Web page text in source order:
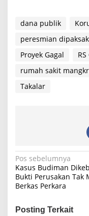
dana publik
peresmian
Proyek Gagal
rumah sakit
Takalar
N
a
v
i
Pos sebelumnya
Kasus Budiman
Bukti Perusakan Tak
Berkas Perkara
Posting Terkait